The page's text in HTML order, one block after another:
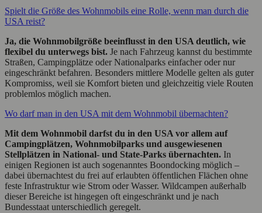
Spielt die Größe des Wohnmobils eine Rolle, wenn man durch die
USA reist?
Ja, die Wohnmobilgröße beeinflusst in den USA deutlich, wie
flexibel du unterwegs bist. Je nach Fahrzeug kannst du bestimmte
Straßen, Campingplätze oder Nationalparks einfacher oder nur
eingeschränkt befahren. Besonders mittlere Modelle gelten als guter
Kompromiss, weil sie Komfort bieten und gleichzeitig viele Routen
problemlos möglich machen.
Wo darf man in den USA mit dem Wohnmobil übernachten?
Mit dem Wohnmobil darfst du in den USA vor allem auf
Campingplätzen, Wohnmobilparks und ausgewiesenen
Stellplätzen in National- und State-Parks übernachten. In
einigen Regionen ist auch sogenanntes Boondocking möglich –
dabei übernachtest du frei auf erlaubten öffentlichen Flächen ohne
feste Infrastruktur wie Strom oder Wasser. Wildcampen außerhalb
dieser Bereiche ist hingegen oft eingeschränkt und je nach
Bundesstaat unterschiedlich geregelt.